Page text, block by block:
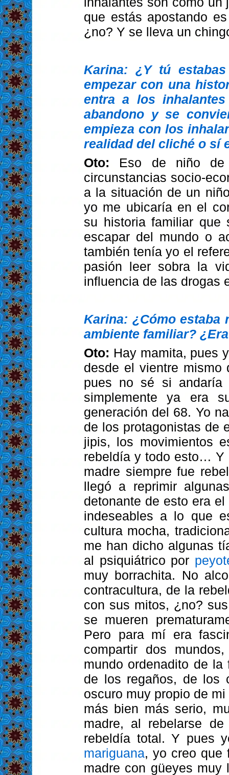
que estás apostando
¿no? Y se lleva un
Karina: ¿Y tú
empezar con una
entra a los
abandono y se
empieza con los
realidad del cliché o sí
Oto: Eso de niño
circunstancias socio-
a la situación de un
yo me ubicaría en el
su historia familiar
escapar del mundo o
también tenía yo el
pasión leer sobra la
influencia de las drogas
Karina: ¿Cómo estaba
ambiente familiar?
Oto: Hay mamita, pues
desde el vientre mismo
pues no sé si andaría
simplemente ya era
generación del 68. Yo
de los protagonistas de
jipis, los movimientos
rebeldía y todo esto… Y
madre siempre fue
llegó a reprimir
detonante de esto era
indeseables a lo que
cultura mocha,
me han dicho algunas
al psiquiátrico por
muy borrachita. No
contracultura, de la
con sus mitos, ¿no?
se mueren
Pero para mí era
compartir dos
mundo ordenadito de
de los regaños, de los
oscuro muy propio de
más bien más serio,
madre, al rebelarse
rebeldía total. Y pues
mariguana, yo creo que
madre con güeyes muy